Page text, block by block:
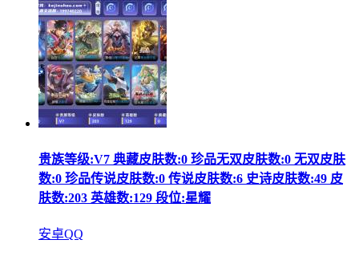
贵族等级:V7 典藏皮肤数:0 珍品无双皮肤数:0 无双皮肤
数:0 珍品传说皮肤数:0 传说皮肤数:6 史诗皮肤数:49 皮
肤数:203 英雄数:129 段位:星耀
安卓QQ